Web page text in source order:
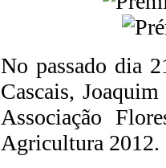
No passado dia
Cascais,
Associação
Agricultura 2012.